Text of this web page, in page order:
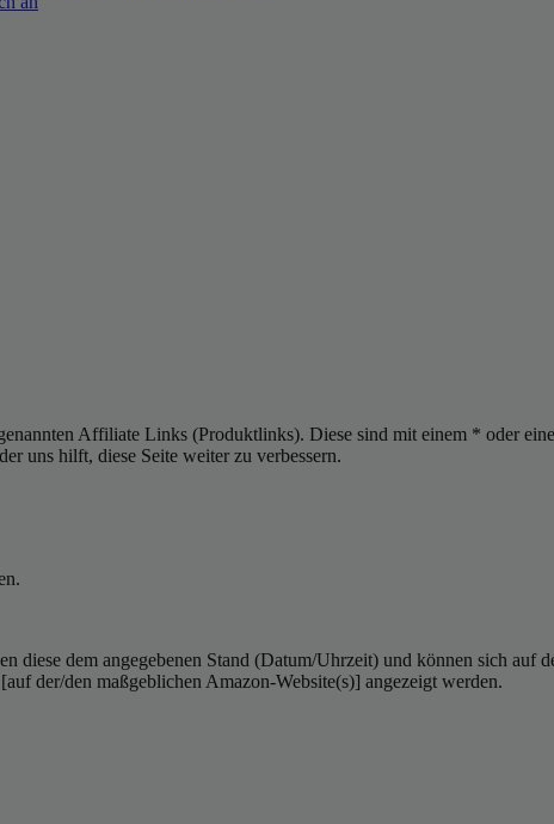
Affiliate Links (Produktlinks). Diese sind mit einem * oder
uns hilft, diese Seite weiter zu verbessern.
diese dem angegebenen Stand (Datum/Uhrzeit) und können sich auf
der/den maßgeblichen Amazon-Website(s)] angezeigt werden.